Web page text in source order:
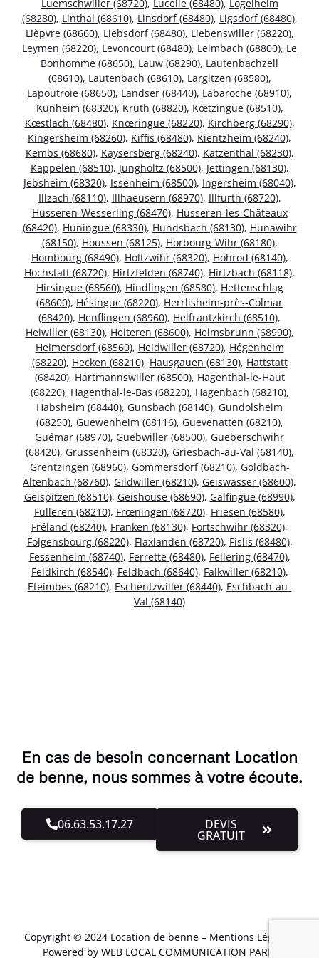
Luemschwiller (68720), Lucelle (68480), Logelheim
(68280), Linthal (68610), Linsdorf (68480), Ligsdorf (68480),
Lièpvre (68660), Liebsdorf (68480), Liebenswiller (68220),
Leymen (68220), Levoncourt (68480), Leimbach (68800), Le
Bonhomme (68650), Lauw (68290), Lautenbachzell
(68610), Lautenbach (68610), Largitzen (68580),
Lapoutroie (68650), Landser (68440), Labaroche (68910),
Kunheim (68320), Kruth (68820), Kœtzingue (68510),
Kœstlach (68480), Knœringue (68220), Kirchberg (68290),
Kingersheim (68260), Kiffis (68480), Kientzheim (68240),
Kembs (68680), Kaysersberg (68240), Katzenthal (68230),
Kappelen (68510), Jungholtz (68500), Jettingen (68130),
Jebsheim (68320), Issenheim (68500), Ingersheim (68040),
Illzach (68110), Illhaeusern (68970), Illfurth (68720),
Husseren-Wesserling (68470), Husseren-les-Châteaux
(68420), Huningue (68330), Hundsbach (68130), Hunawihr
(68150), Houssen (68125), Horbourg-Wihr (68180),
Hombourg (68490), Holtzwihr (68320), Hohrod (68140),
Hochstatt (68720), Hirtzfelden (68740), Hirtzbach (68118),
Hirsingue (68560), Hindlingen (68580), Hettenschlag
(68600), Hésingue (68220), Herrlisheim-près-Colmar
(68420), Henflingen (68960), Helfrantzkirch (68510),
Heiwiller (68130), Heiteren (68600), Heimsbrunn (68990),
Heimersdorf (68560), Heidwiller (68720), Hégenheim
(68220), Hecken (68210), Hausgauen (68130), Hattstatt
(68420), Hartmannswiller (68500), Hagenthal-le-Haut
(68220), Hagenthal-le-Bas (68220), Hagenbach (68210),
Habsheim (68440), Gunsbach (68140), Gundolsheim
(68250), Guewenheim (68116), Guevenatten (68210),
Guémar (68970), Guebwiller (68500), Gueberschwihr
(68420), Grussenheim (68320), Griesbach-au-Val (68140),
Grentzingen (68960), Gommersdorf (68210), Goldbach-
Altenbach (68760), Gildwiller (68210), Geiswasser (68600),
Geispitzen (68510), Geishouse (68690), Galfingue (68990),
Fulleren (68210), Frœningen (68720), Friesen (68580),
Fréland (68240), Franken (68130), Fortschwihr (68320),
Folgensbourg (68220), Flaxlanden (68720), Fislis (68480),
Fessenheim (68740), Ferrette (68480), Fellering (68470),
Feldkirch (68540), Feldbach (68640), Falkwiller (68210),
Eteimbes (68210), Eschentzwiller (68440), Eschbach-au-
Val (68140)
En cas de besoin concernant Location
de benne, nous sommes à votre écoute.
06.63.53.17.27 DEVIS
GRATUIT
Copyright © 2024 Location de benne – Mentions Légales
Powered by WEB LOCAL COMMUNICATION PARIS